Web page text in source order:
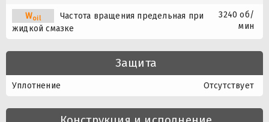
Woil
Частота вращения предельная при
жидкой смазке
3240 об/
мин
Защита
Уплотнение Отсутствует